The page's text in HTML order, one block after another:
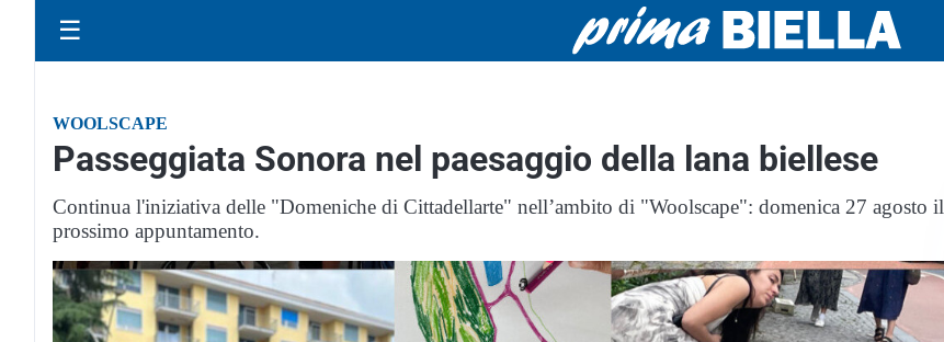
☰
WOOLSCAPE
Passeggiata Sonora nel paesaggio della lana biellese
Continua l'iniziativa delle "Domeniche di Cittadellarte" nell’ambito di "Woolscape": domenica 27 agosto il
prossimo appuntamento.